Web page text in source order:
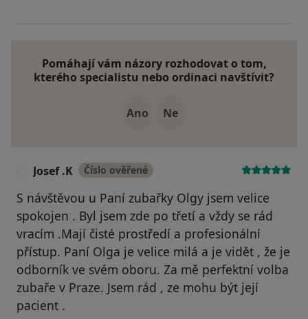
Pomáhají vám názory rozhodovat o tom,
kterého specialistu nebo ordinaci navštívit?
Ano Ne
Josef .K Číslo ověřené
S návštěvou u Paní zubařky Olgy jsem velice
spokojen . Byl jsem zde po třetí a vždy se rád
vracím .Mají čisté prostředí a profesionální
přístup. Paní Olga je velice milá a je vidět , že je
odborník ve svém oboru. Za mě perfektní volba
zubaře v Praze. Jsem rád , ze mohu být její
pacient .